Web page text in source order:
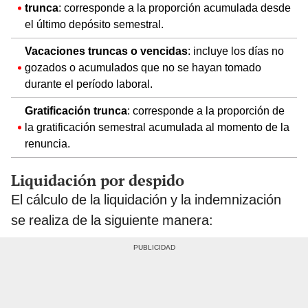
trunca: corresponde a la proporción acumulada desde
el último depósito semestral.
Vacaciones truncas o vencidas: incluye los días no
gozados o acumulados que no se hayan tomado
durante el período laboral.
Gratificación trunca: corresponde a la proporción de
la gratificación semestral acumulada al momento de la
renuncia.
Liquidación por despido
El cálculo de la liquidación y la indemnización
se realiza de la siguiente manera: